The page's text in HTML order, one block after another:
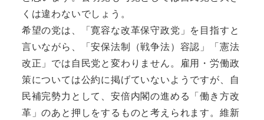
くは違わないでしょう。
希望の党は、「寛容な改革保守政党」を目指すと
言いながら、「安保法制（戦争法）容認」「憲法
改正」では自民党と変わりません。雇用・労働政
策については公約に掲げていないようですが、自
民補完勢力として、安倍内閣の進める「働き方改
革」のあと押しをするものと考えられます。維新